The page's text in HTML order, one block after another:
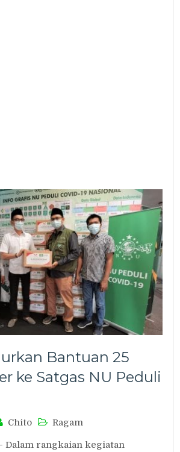
Bantuan 25
ke Satgas NU Peduli
Chito Ragam
Dalam rangkaian kegiatan